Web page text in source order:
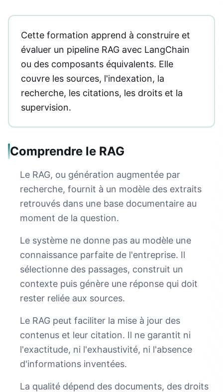
Cette formation apprend à construire et
évaluer un pipeline RAG avec LangChain
ou des composants équivalents. Elle
couvre les sources, l'indexation, la
recherche, les citations, les droits et la
supervision.
Comprendre le RAG
Le RAG, ou génération augmentée par
recherche, fournit à un modèle des extraits
retrouvés dans une base documentaire au
moment de la question.
Le système ne donne pas au modèle une
connaissance parfaite de l'entreprise. Il
sélectionne des passages, construit un
contexte puis génère une réponse qui doit
rester reliée aux sources.
Le RAG peut faciliter la mise à jour des
contenus et leur citation. Il ne garantit ni
l'exactitude, ni l'exhaustivité, ni l'absence
d'informations inventées.
La qualité dépend des documents, des droits